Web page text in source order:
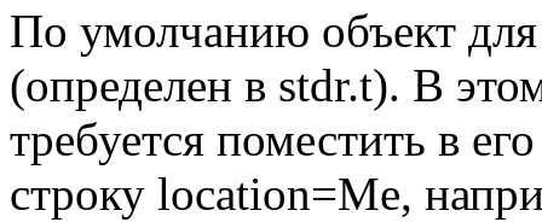
По умолчанию объект для
(определен в stdr.t). В
требуется поместить в
строку location=Me,